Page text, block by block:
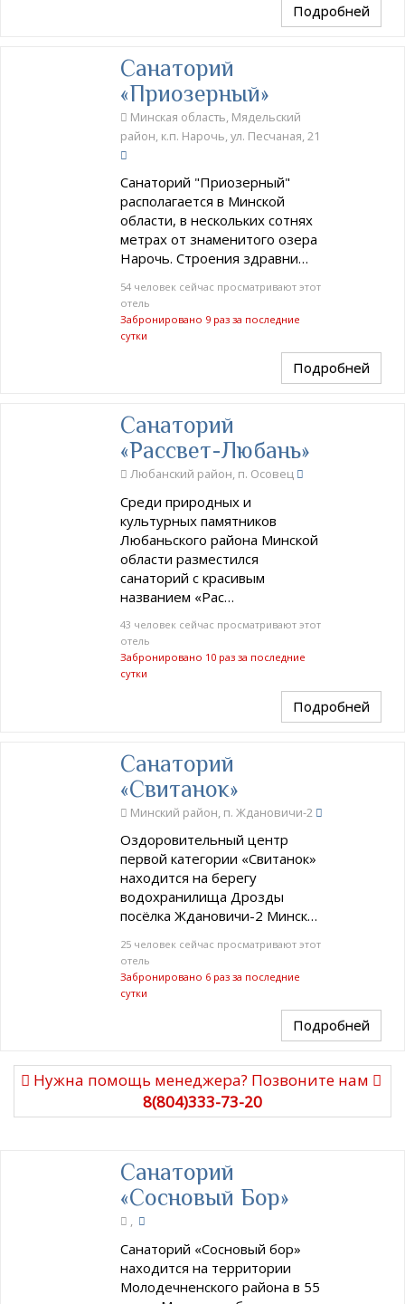
Подробней
Санаторий
«Приозерный»
Минская область, Мядельский
район, к.п. Нарочь, ул. Песчаная, 21
Санаторий "Приозерный"
располагается в Минской
области, в нескольких сотнях
метрах от знаменитого озера
Нарочь. Строения здравни…
54 человек сейчас просматривают этот
отель
Забронировано 9 раз за последние
сутки
Подробней
Санаторий
«Рассвет-Любань»
Любанский район, п. Осовец
Среди природных и
культурных памятников
Любаньского района Минской
области разместился
санаторий с красивым
названием «Рас…
43 человек сейчас просматривают этот
отель
Забронировано 10 раз за последние
сутки
Подробней
Санаторий
«Свитанок»
Минский район, п. Ждановичи-2
Оздоровительный центр
первой категории «Свитанок»
находится на берегу
водохранилища Дрозды
посёлка Ждановичи-2 Минск…
25 человек сейчас просматривают этот
отель
Забронировано 6 раз за последние
сутки
Подробней
Нужна помощь менеджера? Позвоните нам
8(804)333-73-20
Санаторий
«Сосновый Бор»
,
Санаторий «Сосновый бор»
находится на территории
Молодечненского района в 55